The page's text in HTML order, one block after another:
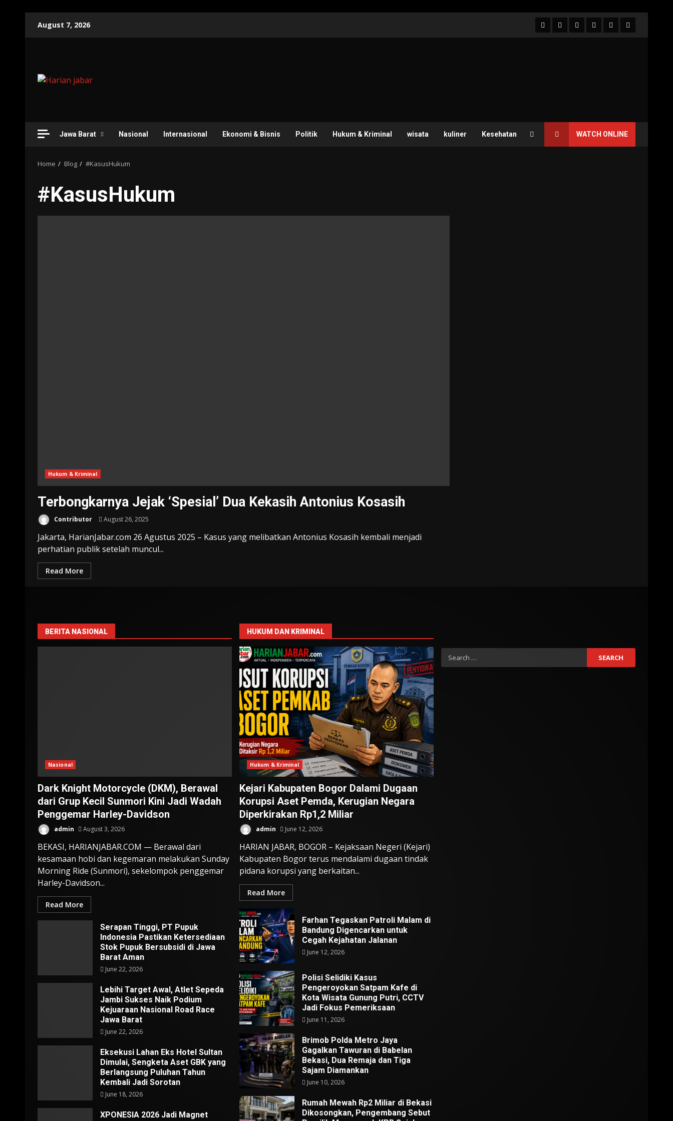
August 7, 2026 Facebook
TwitterLinkedin
VK YoutubeInstagram
Jawa Barat Nasional Internasional Ekonomi & Bisnis Politik Hukum & Kriminal wisata kuliner Kesehatan WATCH ONLINE
Home Blog #KasusHukum
#KasusHukum
Hukum & Kriminal
Terbongkarnya Jejak ‘Spesial’ Dua Kekasih Antonius Kosasih
Contributor August 26, 2025
Jakarta, HarianJabar.com 26 Agustus 2025 – Kasus yang melibatkan Antonius Kosasih kembali menjadi
perhatian publik setelah muncul...
Read More
BERITA NASIONAL
Nasional
Dark Knight Motorcycle (DKM), Berawal
dari Grup Kecil Sunmori Kini Jadi Wadah
Penggemar Harley-Davidson
admin August 3, 2026
BEKASI, HARIANJABAR.COM — Berawal dari
kesamaan hobi dan kegemaran melakukan Sunday
Morning Ride (Sunmori), sekelompok penggemar
Harley-Davidson...
Read More
Serapan Tinggi, PT Pupuk
Indonesia Pastikan Ketersediaan
Stok Pupuk Bersubsidi di Jawa
Barat Aman
June 22, 2026
Lebihi Target Awal, Atlet Sepeda
Jambi Sukses Naik Podium
Kejuaraan Nasional Road Race
Jawa Barat
June 22, 2026
Eksekusi Lahan Eks Hotel Sultan
Dimulai, Sengketa Aset GBK yang
Berlangsung Puluhan Tahun
Kembali Jadi Sorotan
June 18, 2026
XPONESIA 2026 Jadi Magnet
HUKUM DAN KRIMINAL
Hukum & Kriminal
Kejari Kabupaten Bogor Dalami Dugaan
Korupsi Aset Pemda, Kerugian Negara
Diperkirakan Rp1,2 Miliar
admin June 12, 2026
HARIAN JABAR, BOGOR – Kejaksaan Negeri (Kejari)
Kabupaten Bogor terus mendalami dugaan tindak
pidana korupsi yang berkaitan...
Read More
Farhan Tegaskan Patroli Malam di
Bandung Digencarkan untuk
Cegah Kejahatan Jalanan
June 12, 2026
Polisi Selidiki Kasus
Pengeroyokan Satpam Kafe di
Kota Wisata Gunung Putri, CCTV
Jadi Fokus Pemeriksaan
June 11, 2026
Brimob Polda Metro Jaya
Gagalkan Tawuran di Babelan
Bekasi, Dua Remaja dan Tiga
Sajam Diamankan
June 10, 2026
Rumah Mewah Rp2 Miliar di Bekasi
Dikosongkan, Pengembang Sebut
Search
for: